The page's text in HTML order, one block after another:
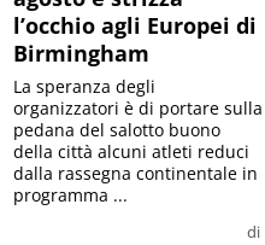
l’occhio agli Europei di
Birmingham
di
La speranza degli
organizzatori è di portare sulla
pedana del salotto buono
della città alcuni atleti reduci
dalla rassegna continentale in
programma ...